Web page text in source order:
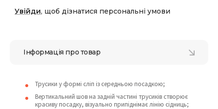
Увійди, щоб дізнатися персональні умови
Інформація про товар
Трусики у формі сліп із середньою посадкою;
Вертикальний шов на задній частині трусиків створює
красиву посадку, візуально припіднімає лінію сідниць;